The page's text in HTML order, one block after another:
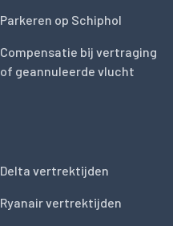
Parkeren op Schiphol
Compensatie bij vertraging
of geannuleerde vlucht
Delta vertrektijden
Ryanair vertrektijden